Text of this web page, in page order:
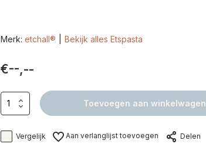
Merk: etchall® Bekijk alles Etspasta
€--,--
Toevoegen aan winkelwagen
Vergelijk Aan verlanglijst toevoegen Delen